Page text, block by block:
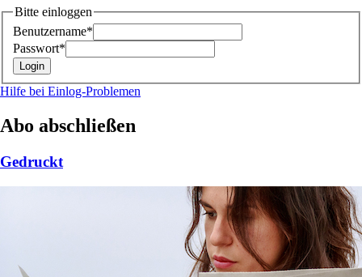
Bitte einloggen
Benutzername*
Passwort*
Hilfe bei Einlog-Problemen
Abo abschließen
Gedruckt